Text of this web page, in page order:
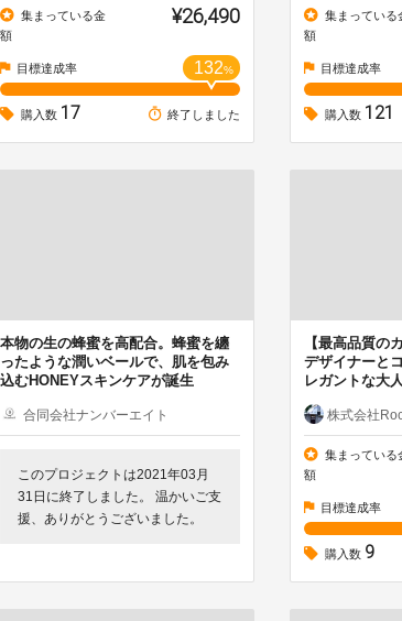
集まっている金
額
¥26,490
目標達成率 132%
購入数 17 終了しました
集まっている
額
目標達成率
購入数 121
本物の生の蜂蜜を高配合。蜂蜜を纏
ったような潤いベールで、肌を包み
込むHONEYスキンケアが誕生
合同会社ナンバーエイト
このプロジェクトは2021年03月
31日に終了しました。 温かいご支
援、ありがとうございました。
【最高品質の
デザイナーと
レガントな大
株式会社
集まっている
額
目標達成率
購入数 9